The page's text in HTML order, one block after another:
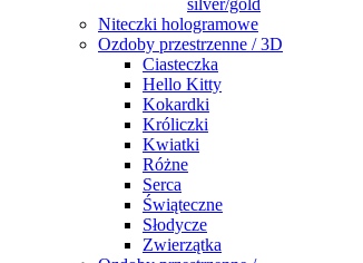
silver/gold
Niteczki hologramowe
Ozdoby przestrzenne / 3D
Ciasteczka
Hello Kitty
Kokardki
Króliczki
Kwiatki
Różne
Serca
Świąteczne
Słodycze
Zwierzątka